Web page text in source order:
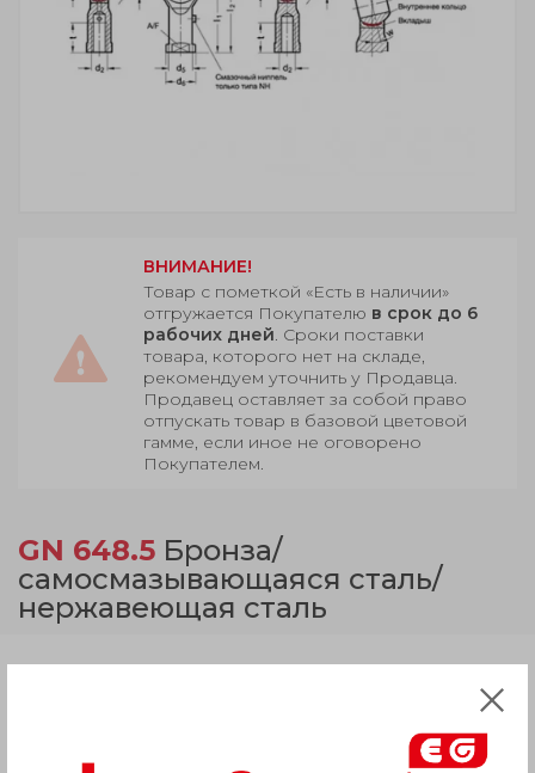
ВНИМАНИЕ!
Товар с пометкой «Есть в наличии»
отгружается Покупателю в срок до 6
рабочих дней. Сроки поставки
товара, которого нет на складе,
рекомендуем уточнить у Продавца.
Продавец оставляет за собой право
отпускать товар в базовой цветовой
гамме, если иное не оговорено
Покупателем.
GN 648.5 Бронза/
самосмазывающаяся сталь/
нержавеющая сталь
Описание